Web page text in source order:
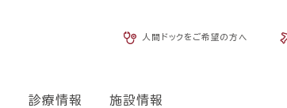
診療情報 施設情報
人間ドックをご希望の方へ